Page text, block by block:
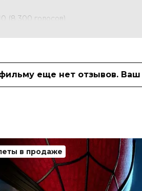
(8 300 голосов)
Ayobami Oyesabwo, Ayooluwa
Бхула
еще нет отзывов.
в продаже